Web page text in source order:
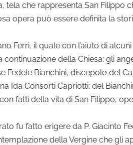
tela che rappresenta San Filippo
opera può essere definita la
Ferri, il quale con l’aiuto di
della Chiesa; gli
Fedele Bianchini, discepolo del
Ida Consorti Capriotti; del
fatti della vita di San Filippo,
fu fatto erigere da P. Giacinto
della Vergine che gli